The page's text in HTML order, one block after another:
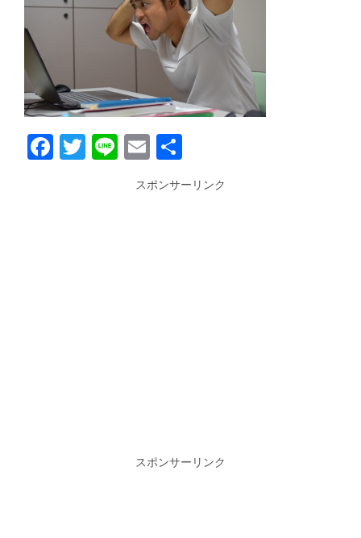
Facebook
Twitter
LineEmail
スポンサーリンク
スポンサーリンク